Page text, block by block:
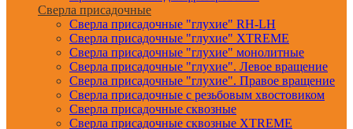
Сверла присадочные
Сверла присадочные "глухие" RH-LH
Сверла присадочные "глухие" XTREME
Сверла присадочные "глухие" монолитные
Сверла присадочные "глухие". Левое вращение
Сверла присадочные "глухие". Правое вращение
Сверла присадочные с резьбовым хвостовиком
Сверла присадочные сквозные
Сверла присадочные сквозные XTREME